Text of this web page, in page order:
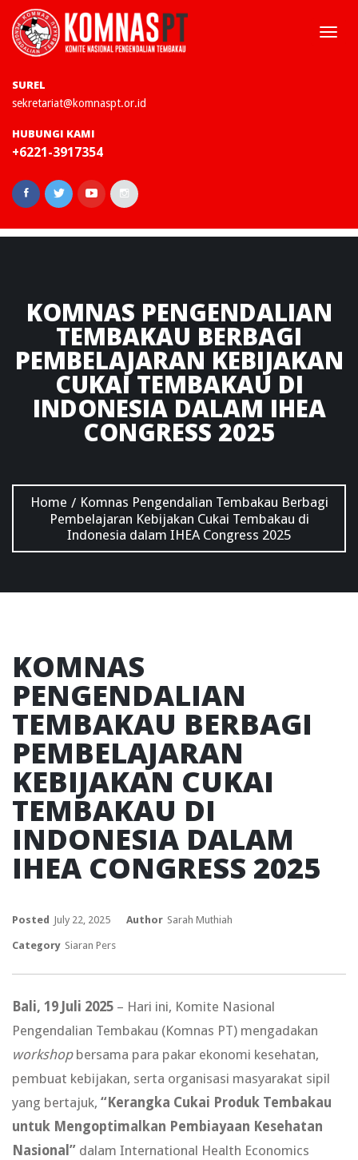
SUREL
sekretariat@komnaspt.or.id
HUBUNGI KAMI
+6221-3917354
KOMNAS PENGENDALIAN
TEMBAKAU BERBAGI
PEMBELAJARAN KEBIJAKAN
CUKAI TEMBAKAU DI
INDONESIA DALAM IHEA
CONGRESS 2025
Home / Komnas Pengendalian Tembakau Berbagi
Pembelajaran Kebijakan Cukai Tembakau di
Indonesia dalam IHEA Congress 2025
KOMNAS
PENGENDALIAN
TEMBAKAU BERBAGI
PEMBELAJARAN
KEBIJAKAN CUKAI
TEMBAKAU DI
INDONESIA DALAM
IHEA CONGRESS 2025
Posted July 22, 2025 Author Sarah Muthiah
Category Siaran Pers
Bali, 19 Juli 2025 – Hari ini, Komite Nasional
Pengendalian Tembakau (Komnas PT) mengadakan
workshopbersama para pakar ekonomi kesehatan,
pembuat kebijakan, serta organisasi masyarakat sipil
yang bertajuk, “Kerangka Cukai Produk Tembakau
untuk Mengoptimalkan Pembiayaan Kesehatan
Nasional” dalam International Health Economics